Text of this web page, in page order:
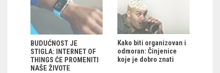
BUDUĆNOST JE
STIGLA: INTERNET OF
THINGS ĆE PROMENITI
NAŠE ŽIVOTE
Kako biti organizovan i
odmoran: Činjenice
koje je dobro znati